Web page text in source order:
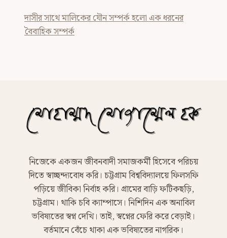
দাসীর সাথে মালিকের যৌন সম্পর্ক হলো এক ধরনের
বৈবাহিক সম্পর্ক
নিজেকে একজন জীবনবাদী সমাজকর্মী হিসেবে পরিচয়
দিতে স্বাচ্ছন্দ্যবোধ করি। চট্টগ্রাম বিশ্ববিদ্যালয়ে ফিলসফি
পড়িয়ে জীবিকা নির্বাহ করি। গ্রামের বাড়ি ফটিকছড়ি,
চট্টগ্রাম। থাকি চবি ক্যাম্পাসে। নিশিদিন এক অনাবিল
ভবিষ্যতের স্বপ্ন দেখি। তাই, স্বপ্নের ফেরি করে বেড়াই।
বর্তমানে বেঁচে থাকা এক ভবিষ্যতের নাগরিক।